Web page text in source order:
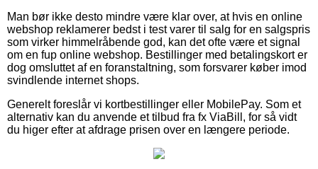
Man bør ikke desto mindre være klar over, at hvis en online
webshop reklamerer bedst i test varer til salg for en salgspris
som virker himmelråbende god, kan det ofte være et signal
om en fup online webshop. Bestillinger med betalingskort er
dog omsluttet af en foranstaltning, som forsvarer køber imod
svindlende internet shops.
Generelt foreslår vi kortbestillinger eller MobilePay. Som et
alternativ kan du anvende et tilbud fra fx ViaBill, for så vidt
du higer efter at afdrage prisen over en længere periode.